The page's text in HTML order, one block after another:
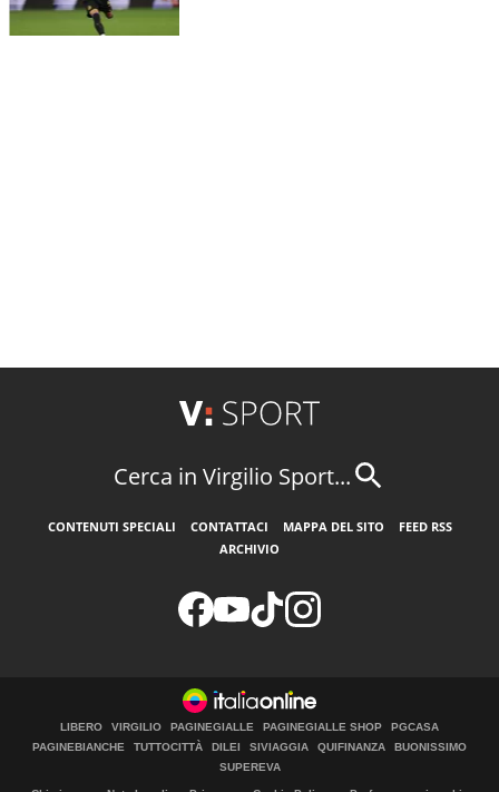
Cerca in Virgilio Sport...
CONTENUTI SPECIALI CONTATTACI MAPPA DEL SITO
FEED RSS
ARCHIVIO
LIBERO VIRGILIO PAGINEGIALLE PAGINEGIALLE SHOP
PGCASA
PAGINEBIANCHE
TUTTOCITTÀ DILEI SIVIAGGIA QUIFINANZA
BUONISSIMO
SUPEREVA